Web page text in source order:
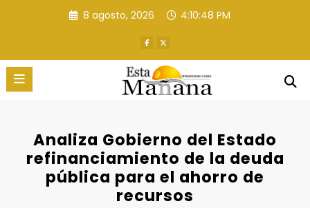
8 agosto, 2026 4:10:49 PM
Analiza Gobierno del Estado
refinanciamiento de la deuda
pública para el ahorro de
recursos